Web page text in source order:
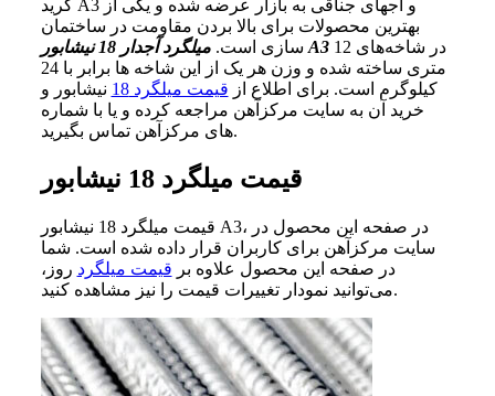
گرید A3 و آجهای جناقی به بازار عرضه شده و یکی از
بهترین محصولات برای بالا بردن مقاومت در ساختمان
سازی است. میلگرد آجدار 18 نیشابور A3در شاخه‌های 12
متری ساخته شده و وزن هر یک از این شاخه ها برابر با 24
کیلوگرم است. برای اطلاع از قیمت میلگرد 18
نیشابور و
خرید آن به سایت مرکزآهن مراجعه کرده و یا با شماره‌
های مرکزآهن تماس بگیرید.
قیمت میلگرد 18 نیشابور
قیمت میلگرد 18 نیشابور A3، در صفحه این محصول در
سایت مرکزآهن برای کاربران قرار داده شده است. شما
در صفحه این محصول علاوه بر قیمت میلگرد روز،
می‌توانید نمودار تغییرات قیمت را نیز مشاهده کنید.